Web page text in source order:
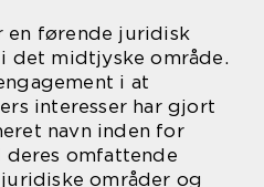
en førende juridisk
det midtjyske område.
i at
interesser har gjort
navn inden for
omfattende
områder og